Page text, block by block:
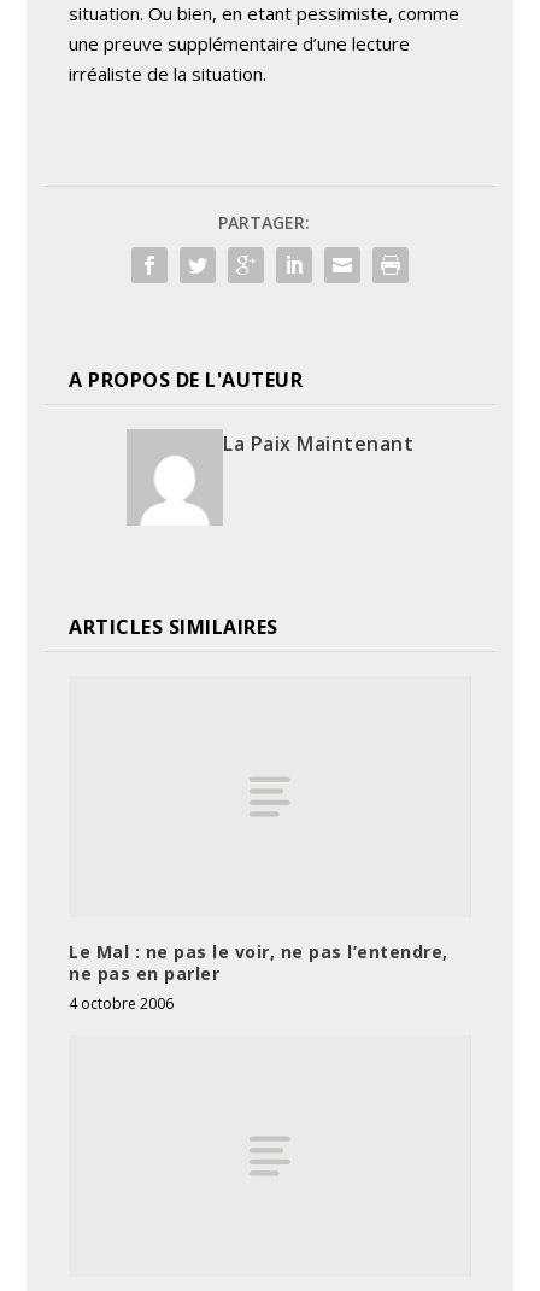
situation. Ou bien, en etant pessimiste, comme
une preuve supplémentaire d’une lecture
irréaliste de la situation.
PARTAGER:
A PROPOS DE L'AUTEUR
La Paix Maintenant
ARTICLES SIMILAIRES
Le Mal : ne pas le voir, ne pas l’entendre,
ne pas en parler
4 octobre 2006